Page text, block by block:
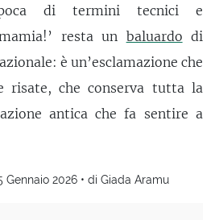
di termini tecnici e
resta un baluardo di
è un’esclamazione che
risate, che conserva tutta la
antica che fa sentire a
2026 • di Giada Aramu